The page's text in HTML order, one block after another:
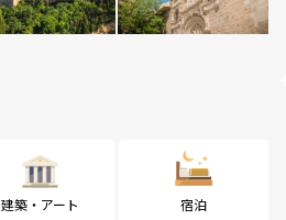
建築・アート 宿泊